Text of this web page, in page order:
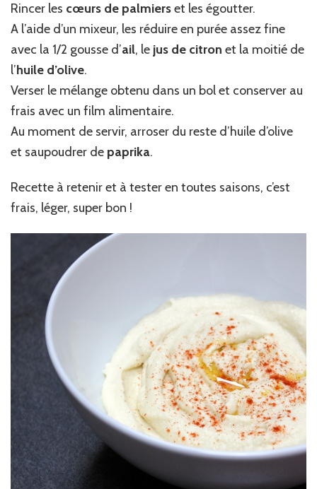
Rincer les cœurs de palmierset les égoutter.
A l’aide d’un mixeur, les réduire en purée assez fine
avec la 1/2 gousse d’ail, le jus de citron et la moitié de
l’huile d’olive.
Verser le mélange obtenu dans un bol et conserver au
frais avec un film alimentaire.
Au moment de servir, arroser du reste d’huile d’olive
et saupoudrer de paprika.
Recette à retenir et à tester en toutes saisons, c’est
frais, léger, super bon !